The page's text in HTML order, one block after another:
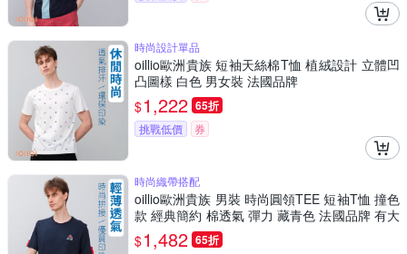
時尚設計單品
oillio歐洲貴族 短袖天絲棉T恤 植絨設計 立體凹
凸圖樣 白色 男女裝 法國品牌
$1,222 65折
挑戰低價 券
時尚織帶搭配
oillio歐洲貴族 男裝 時尚圓領TEE 短袖T恤 撞色
款 經典簡約 棉透氣 彈力 藏青色 法國品牌 有大
尺碼
$1,482 65折